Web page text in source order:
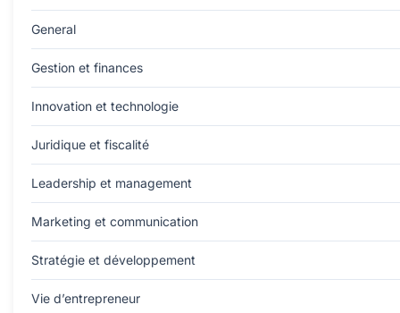
General
Gestion et finances
Innovation et technologie
Juridique et fiscalité
Leadership et management
Marketing et communication
Stratégie et développement
Vie d’entrepreneur